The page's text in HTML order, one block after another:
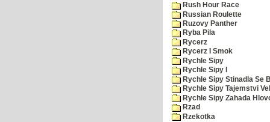
Rush Hour Race
Russian Roulette
Ruzovy Panther
Ryba Pila
Rycerz
Rycerz I Smok
Rychle Sipy
Rychle Sipy I
Rychle Sipy Stinadla Se
Rychle Sipy Tajemstvi
Rychle Sipy Zahada
Rzad
Rzekotka